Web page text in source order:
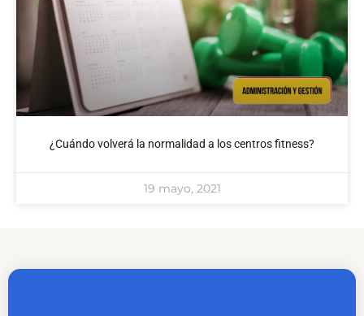
¿Cuándo volverá la normalidad a los centros fitness?
19 mayo, 2021